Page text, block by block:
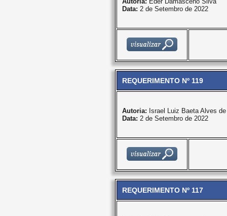
Data: 2 de Setembro de 2022
REQUERIMENTO Nº 119
Autoria: Israel Luiz Baeta Alves
Data: 2 de Setembro de 2022
REQUERIMENTO Nº 117